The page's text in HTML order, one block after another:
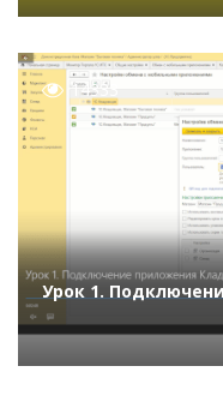
14333
Урок 1.